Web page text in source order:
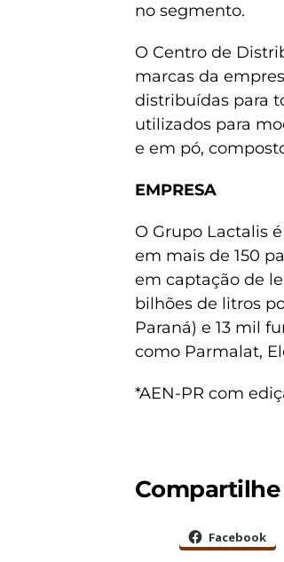
no segmento.
O Centro de
marcas da
distribuídas para
utilizados para
e em pó,
EMPRESA
O Grupo Lactalis
em mais de 150
em captação de
bilhões de litros
Paraná) e 13 mil
como Parmalat,
*AEN-PR com
Compartilhe
Facebook